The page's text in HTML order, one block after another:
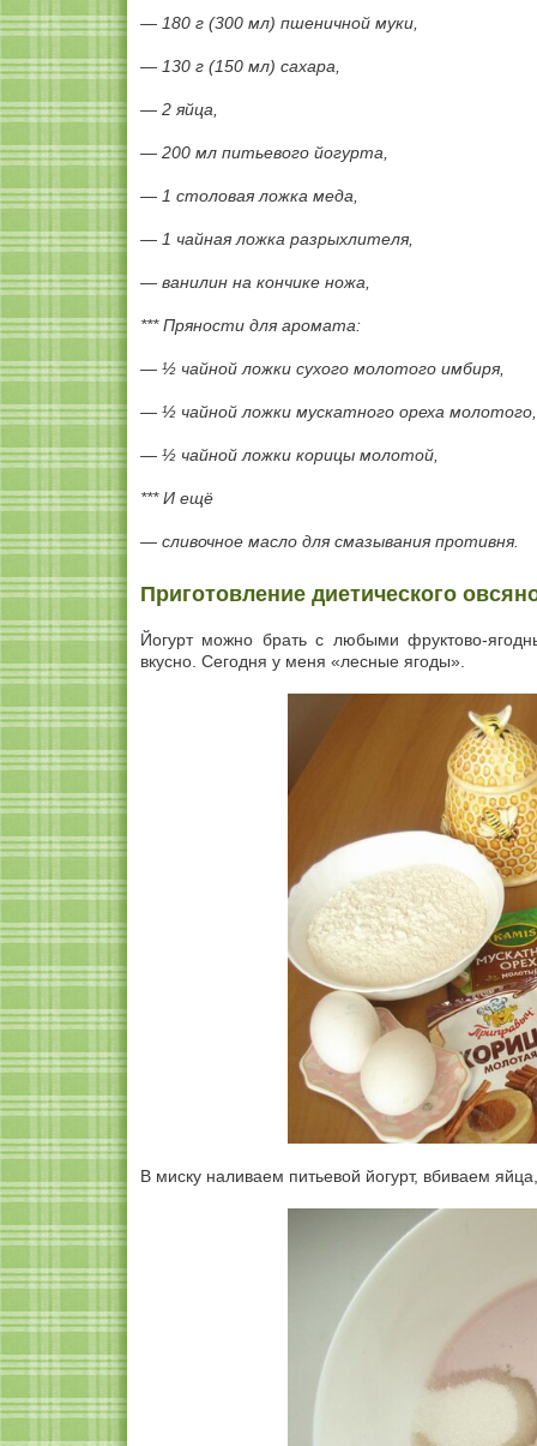
— 180 г (300 мл) пшеничной муки,
— 130 г (150 мл) сахара,
— 2 яйца,
— 200 мл питьевого йогурта,
— 1 столовая ложка меда,
— 1 чайная ложка разрыхлителя,
— ванилин на кончике ножа,
*** Пряности для аромата:
— ½ чайной ложки сухого молотого имбиря,
— ½ чайной ложки мускатного ореха молотого,
— ½ чайной ложки корицы молотой,
*** И ещё
— сливочное масло для смазывания противня.
Приготовление диетического
Йогурт можно брать с любыми фруктово-
вкусно. Сегодня у меня «лесные ягоды».
В миску наливаем питьевой йогурт, вбиваем